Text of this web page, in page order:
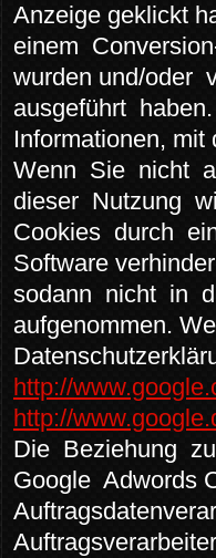
Anzeige geklickt
einem
wurden und/oder
ausgeführt
Informationen,
Wenn Sie nicht
dieser Nutzung
Cookies durch
Software
sodann nicht in
aufgenommen.
http://
http://
Die Beziehung
Google Adwords
Auftragsverarbeiter